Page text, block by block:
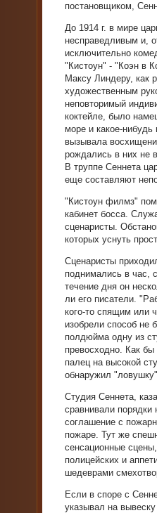
постановщиком,
До 1914 г. в мире
несправедливым и,
исключительно
"Кистоун" - "Коэн в
Максу Линдеру, как
художественным
неповторимый
коктейле, было
море и какое-
вызывала
рождались в них не
В труппе Сеннета
еще составляют
"Кистоун филмз"
кабинет босса.
сценаристы.
которых уснуть
Сценаристы
поднимались в час,
течение дня он
ли его писатели.
кого-то спящим или
изобрели способ не
полдюйма одну из
превосходно. Как
палец на высокой
обнаружил
Студия Сеннета,
сравнивали
соглашение с
пожаре. Тут же
сенсационные
полицейских и
шедеврами
Если в споре с
указывал на